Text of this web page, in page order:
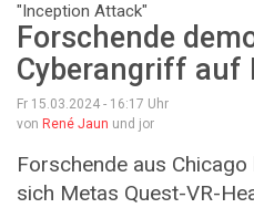
"Inception Attack"
Forschende
Cyberangriff auf
Fr 15.03.2024 - 16:17 Uhr
von René Jaun und jor
Forschende aus
sich Metas Quest-VR-